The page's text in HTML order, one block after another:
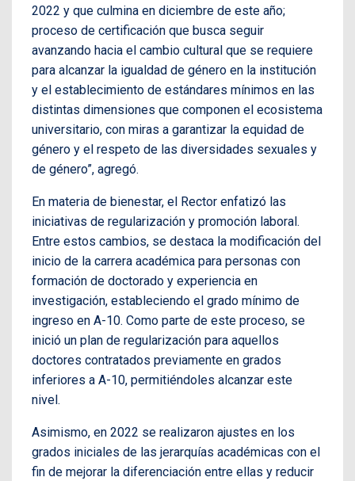
2022 y que culmina en diciembre de este año;
proceso de certificación que busca seguir
avanzando hacia el cambio cultural que se requiere
para alcanzar la igualdad de género en la institución
y el establecimiento de estándares mínimos en las
distintas dimensiones que componen el ecosistema
universitario, con miras a garantizar la equidad de
género y el respeto de las diversidades sexuales y
de género”, agregó.
En materia de bienestar, el Rector enfatizó las
iniciativas de regularización y promoción laboral.
Entre estos cambios, se destaca la modificación del
inicio de la carrera académica para personas con
formación de doctorado y experiencia en
investigación, estableciendo el grado mínimo de
ingreso en A-10. Como parte de este proceso, se
inició un plan de regularización para aquellos
doctores contratados previamente en grados
inferiores a A-10, permitiéndoles alcanzar este
nivel.
Asimismo, en 2022 se realizaron ajustes en los
grados iniciales de las jerarquías académicas con el
fin de mejorar la diferenciación entre ellas y reducir